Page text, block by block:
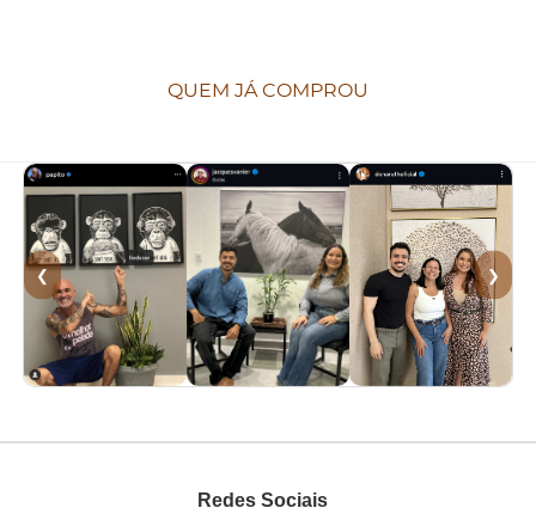
QUEM JÁ COMPROU
❮ ❯
Redes Sociais